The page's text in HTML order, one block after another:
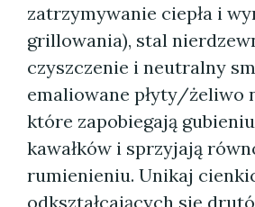
zatrzymywanie ciepła i
grillowania), stal
czyszczenie i neutralny
emaliowane płyty/żeliwo
które zapobiegają
kawałków i sprzyjają
rumienieniu. Unikaj
odkształcających się